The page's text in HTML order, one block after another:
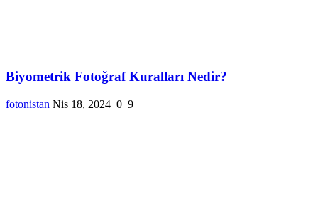
Biyometrik Fotoğraf Kuralları Nedir?
fotonistan Nis 18, 2024 0 9